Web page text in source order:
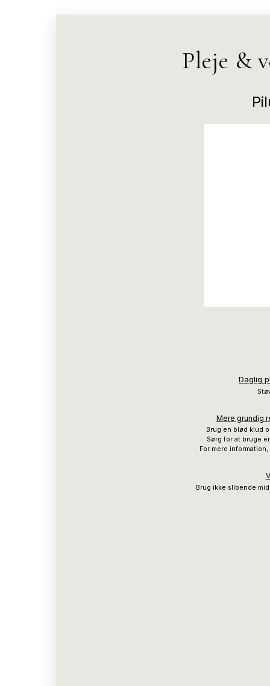
Pleje &
Daglig
Mere grundig
Brug en blød klud
Sørg for at bruge
For mere
Brug ikke slibende